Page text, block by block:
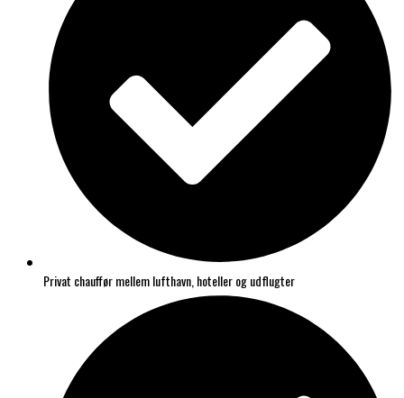
Privat chauffør mellem lufthavn, hoteller og udflugter